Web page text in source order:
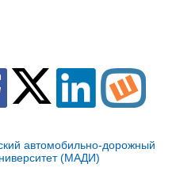
автомобильно-дорожный
(МАДИ)